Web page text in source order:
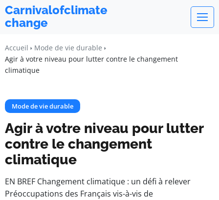
Carnivalofclimate
change
Accueil
Mode de vie durable
Agir à votre niveau pour lutter contre le changement
climatique
Mode de vie durable
Agir à votre niveau pour lutter
contre le changement
climatique
EN BREF Changement climatique : un défi à relever
Préoccupations des Français vis-à-vis de